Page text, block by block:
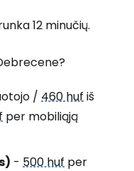
12 minučių.
/ 460 hufiš
per mobiliąją
- 500 huf per